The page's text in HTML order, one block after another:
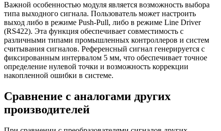
Важной особенностью модуля является возможность выбора
типа выходного сигнала. Пользователь может настроить
выход либо в режиме Push-Pull, либо в режиме Line Driver
(RS422). Эта функция обеспечивает совместимость с
различными типами промышленных контроллеров и систем
считывания сигналов. Референсный сигнал генерируется с
фиксированным интервалом 5 мм, что обеспечивает точное
определение нулевой точки и возможность коррекции
накопленной ошибки в системе.
Сравнение с аналогами других
производителей